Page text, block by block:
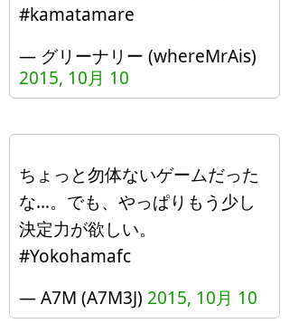
#kamatamare
— グリーナリー (whereMrAis)
2015, 10月 10
ちょっと勿体ないゲームだった
な…。でも、やっぱりもう少し
決定力が欲しい。
#Yokohamafc
— A7M (A7M3J) 2015, 10月 10